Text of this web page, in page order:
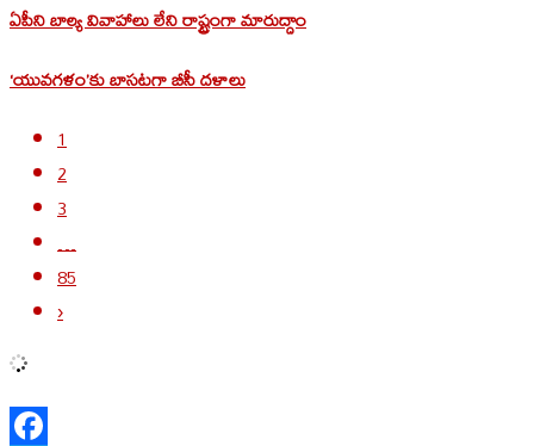
ఏపీని బాల్య వివాహాలు లేని రాష్ట్రంగా మారుద్దాం
‘యువగళం’కు బాసటగా బీసీ దళాలు
1
2
3
…
85
›